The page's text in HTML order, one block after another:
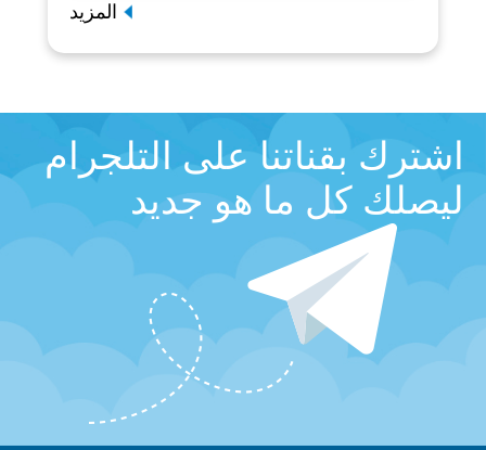
المزيد
اشترك بقناتنا على التلجرام
ليصلك كل ما هو جديد